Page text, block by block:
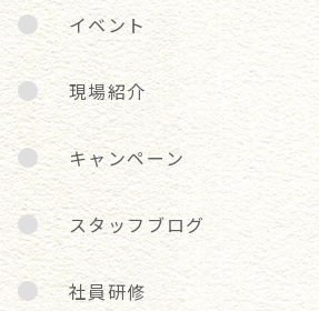
イベント
現場紹介
キャンペーン
スタッフブログ
社員研修